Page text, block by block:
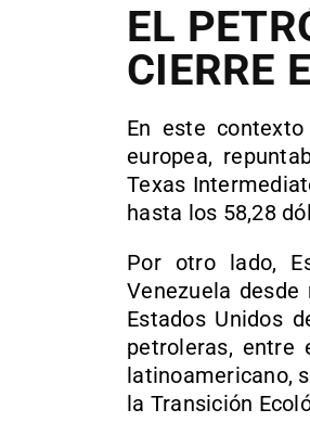
EL
CIERRE
En este
europea,
Texas
hasta los 58,28
Por otro lado,
Venezuela
Estados Unidos
petroleras, entre
latinoamericano,
la Transición